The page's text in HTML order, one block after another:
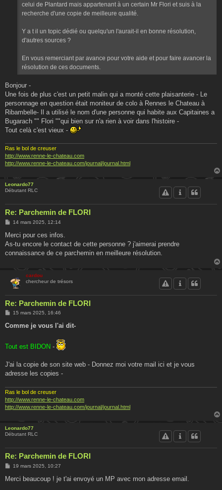
celui de Plantard mais appartenant à un certain Mr Flori et suis à la
recherche d'une copie de meilleure qualité.
Y a t il un topic dédié ou quelqu'un l'aurait-il en bonne résolution,
d'autres sources ?
En vous remerciant par avance pour votre aide et pour faire avancer la
résolution de ces documents.
Bonjour -
Une fois de plus c'est un petit malin qui a monté cette plaisanterie - Le
personnage en question était moniteur de colo à Rennes le Chateau à
Ribambelle- Il a utilisé le nom d'une personne qui habite aux Capitaines a
Bugarach "" Flori ""qui bien sur n'a rien à voir dans l'histoire -
Tout celà c'est vieux -
Ras le bol de creuser
http://www.renne-le-chateau.com
http://www.renne-le-chateau.com/journal/journal.html
Leonardo77
Débutant RLC
Re: Parchemin de FLORI
M
s
a
g
14 mars 2025, 12:14
Merci pour ces infos.
As-tu encore le contact de cette personne ? j'aimerai prendre
connaissance de ce parchemin en meilleure résolution.
cardou
chercheur de trésors
Re: Parchemin de FLORI
M
s
e
15 mars 2025, 16:46
Comme je vous l'ai dit-
Tout est BIDON -
J'ai la copie de son site web - Donnez moi votre mail ici et je vous
adresse les copies -
Ras le bol de creuser
http://www.renne-le-chateau.com
http://www.renne-le-chateau.com/journal/journal.html
Leonardo77
Débutant RLC
Re: Parchemin de FLORI
M
s
19 mars 2025, 10:27
Merci beaucoup ! je t'ai envoyé un MP avec mon adresse email.